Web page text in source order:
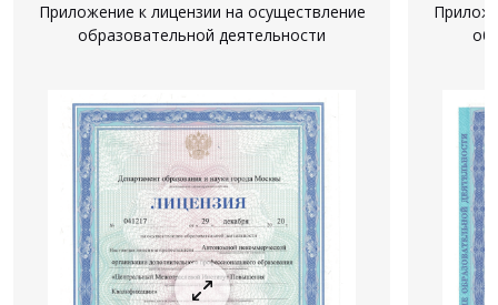
Приложение к лицензии на осуществление
образовательной деятельности